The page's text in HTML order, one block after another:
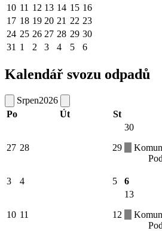
10 11 12 13 14 15 16
17 18 19 20 21 22 23
24 25 26 27 28 29 30
31 1 2 3 4 5 6
Kalendář svozu odpadů
Srpen2026
Po
Út St
27 28 29
30
3 4 5 6
10 11 12
13